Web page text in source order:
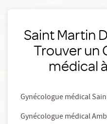
Saint Martin
Trouver un
médical
Gynécologue médical
Gynécologue médical